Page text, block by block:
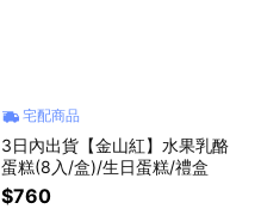
宅配商品
3日內出貨【金山紅】水果乳酪
蛋糕(8入/盒)/生日蛋糕/禮盒
$760